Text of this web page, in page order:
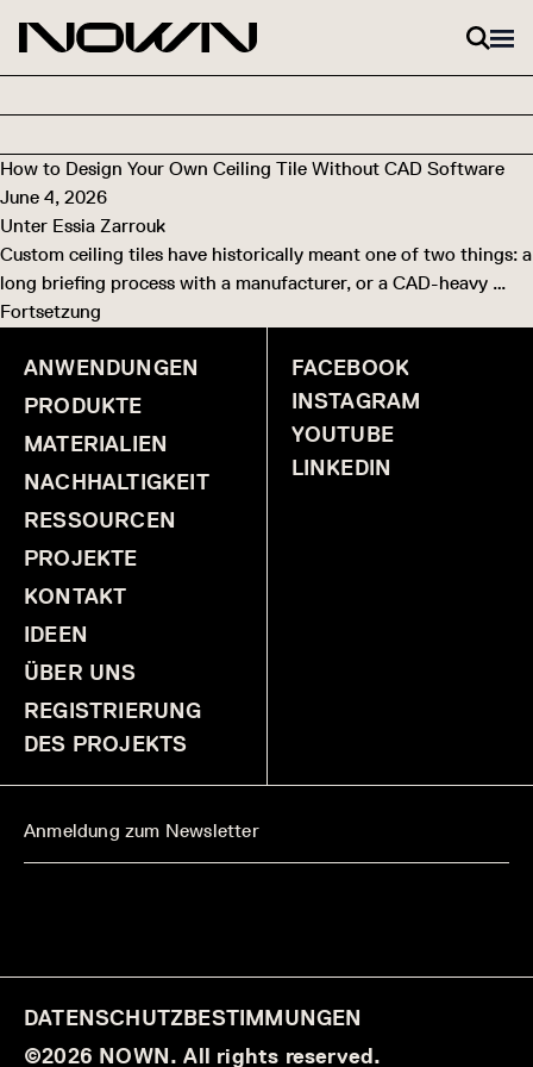
How to Design Your Own Ceiling Tile Without CAD Software
June 4, 2026
Unter Essia Zarrouk
Custom ceiling tiles have historically meant one of two things: a
long briefing process with a manufacturer, or a CAD-heavy …
Fortsetzung
ANWENDUNGEN
PRODUKTE
MATERIALIEN
NACHHALTIGKEIT
RESSOURCEN
PROJEKTE
KONTAKT
IDEEN
ÜBER UNS
REGISTRIERUNG
DES PROJEKTS
FACEBOOK
INSTAGRAM
YOUTUBE
LINKEDIN
DATENSCHUTZBESTIMMUNGEN
©2026 NOWN. All rights reserved.